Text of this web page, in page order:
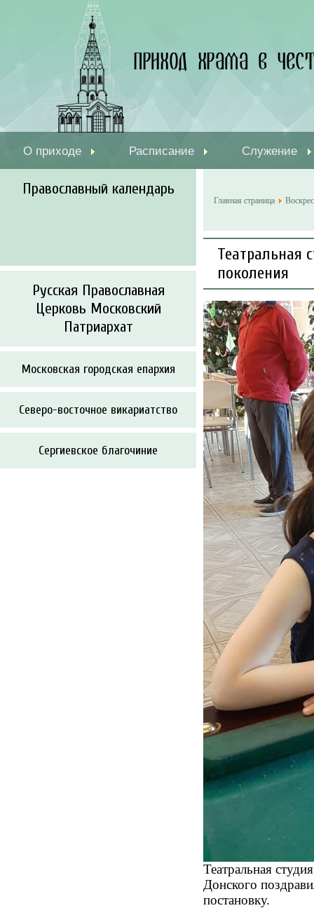
О приходе Расписание Служение
Православный календарь
Русская Православная
Церковь Московский
Патриархат
Московская городская епархия
Северо-восточное викариатство
Сергиевское благочиние
Главная страница
Театральная
поколения
Театральная
Донского
постановку.